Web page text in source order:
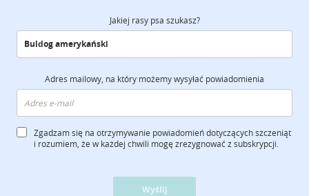
Jakiej rasy psa szukasz?
Adres mailowy, na który możemy wysyłać powiadomienia
Zgadzam się na otrzymywanie powiadomień dotyczących szczeniąt
i rozumiem, że w każdej chwili mogę zrezygnować z subskrypcji.
Wyślij